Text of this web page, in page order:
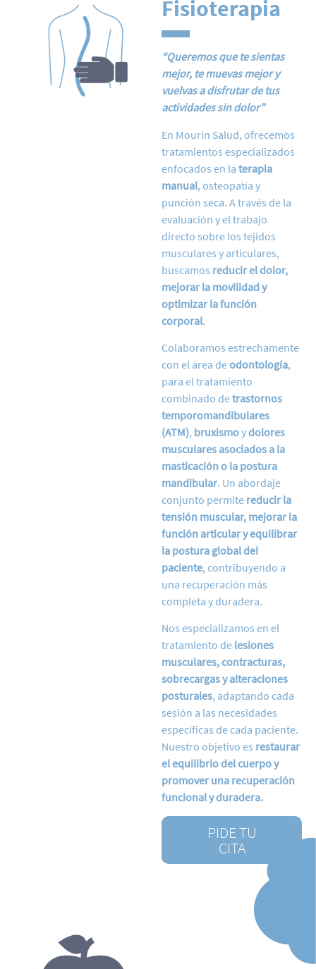
Fisioterapia
“Queremos quete sientas
mejor, te muevas mejor y
vuelvas a disfrutar de tus
actividades sin dolor”
En Mourín Salud, ofrecemos
tratamientos especializados
enfocados en laterapia
manual, osteopatía y
punción seca. A través de la
evaluación y el trabajo
directo sobre los tejidos
musculares y articulares,
buscamos reducir el dolor,
mejorar la movilidad y
optimizar la función
corporal.
Colaboramos estrechamente
con el área deodontología,
para el tratamiento
combinado detrastornos
temporomandibulares
(ATM), bruxismoydolores
musculares asociados a la
masticación o la postura
mandibular. Un abordaje
conjunto permite reducir la
tensión muscular, mejorar la
función articular y equilibrar
la postura global del
paciente, contribuyendo a
una recuperación más
completa y duradera.
Nos especializamos en el
tratamiento de lesiones
musculares, contracturas,
sobrecargas y alteraciones
posturales, adaptando cada
sesión a las necesidades
específicas de cada paciente.
Nuestro objetivo es restaurar
el equilibrio del cuerpo y
promover una recuperación
funcional y duradera.
PIDE TU
CITA